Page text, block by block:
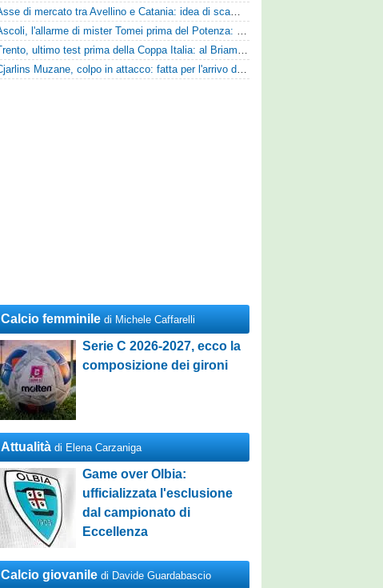
Asse di mercato tra Avellino e Catania: idea di scambio tra Cosimo Patierno e Kaleb Jimenez
Ascoli, l'allarme di mister Tomei prima del Potenza: «Mettiamoci l'elmetto, l'obiettivo è la salvezza e non dobbiamo vendere fumo!»
Trento, ultimo test prima della Coppa Italia: al Briamasco arriva il triangolare con Südtirol e Campodarsego
Cjarlins Muzane, colpo in attacco: fatta per l'arrivo di Franck Djoulou
Calcio femminile di Michele Caffarelli
Serie C 2026-2027, ecco la
composizione dei gironi
Attualità di Elena Carzaniga
Game over Olbia:
ufficializzata l'esclusione
dal campionato di
Eccellenza
Calcio giovanile di Davide Guardabascio